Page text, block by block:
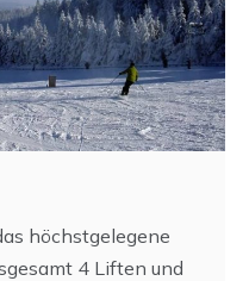
höchstgelegene
4 Liften und